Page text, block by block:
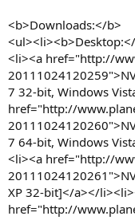
<b>Downloads:</b>
<li><a href="http://
7 32-bit, Windows
href="http://
7 64-bit, Windows
<li><a href="http://
XP 32-bit]</a></
href="http://